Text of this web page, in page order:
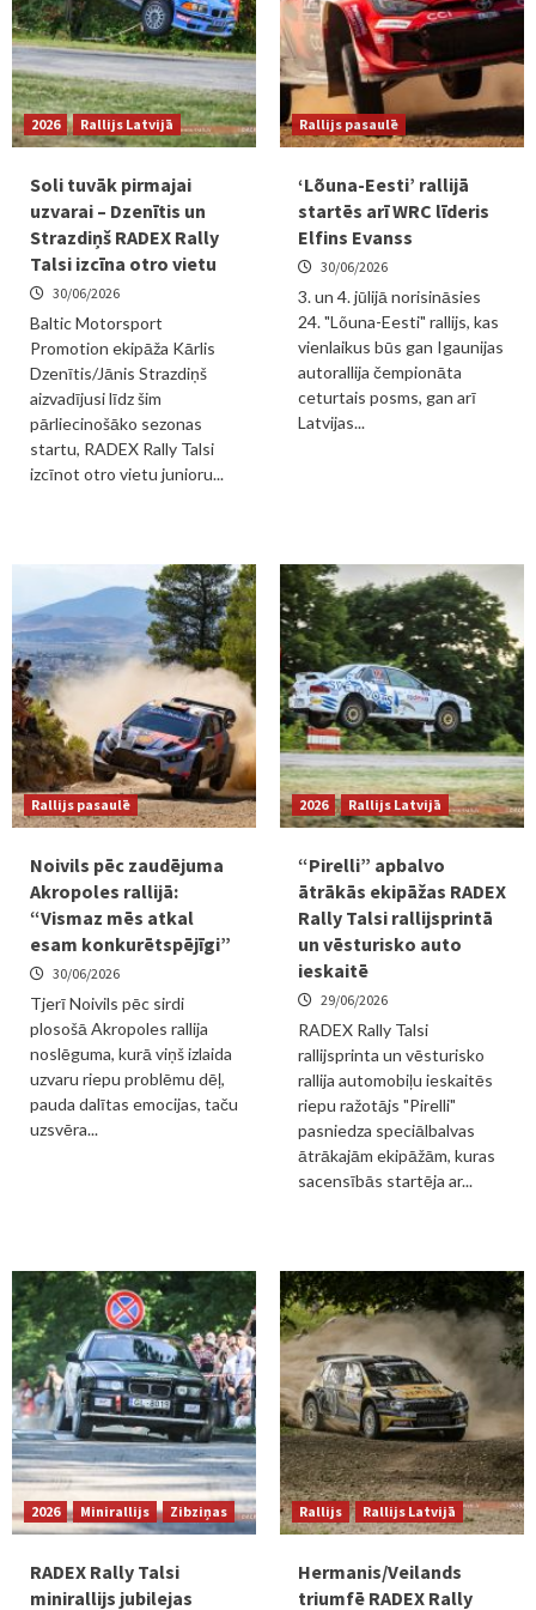
2026 Rallijs Latvijā
Soli tuvāk pirmajai
uzvarai – Dzenītis un
Strazdiņš RADEX Rally
Talsi izcīna otro vietu
30/06/2026
Baltic Motorsport
Promotion ekipāža Kārlis
Dzenītis/Jānis Strazdiņš
aizvadījusi līdz šim
pārliecinošāko sezonas
startu, RADEX Rally Talsi
izcīnot otro vietu junioru...
Rallijs pasaulē
‘Lõuna-Eesti’ rallijā
startēs arī WRC līderis
Elfins Evanss
30/06/2026
3. un 4. jūlijā norisināsies
24. "Lõuna-Eesti" rallijs, kas
vienlaikus būs gan Igaunijas
autorallija čempionāta
ceturtais posms, gan arī
Latvijas...
Rallijs pasaulē
Noivils pēc zaudējuma
Akropoles rallijā:
“Vismaz mēs atkal
esam konkurētspējīgi”
30/06/2026
Tjerī Noivils pēc sirdi
plosošā Akropoles rallija
noslēguma, kurā viņš izlaida
uzvaru riepu problēmu dēļ,
pauda dalītas emocijas, taču
uzsvēra...
2026 Rallijs Latvijā
“Pirelli” apbalvo
ātrākās ekipāžas RADEX
Rally Talsi rallijsprintā
un vēsturisko auto
ieskaitē
29/06/2026
RADEX Rally Talsi
rallijsprinta un vēsturisko
rallija automobiļu ieskaitēs
riepu ražotājs "Pirelli"
pasniedza speciālbalvas
ātrākajām ekipāžām, kuras
sacensībās startēja ar...
2026 Minirallijs Zibziņas
RADEX Rally Talsi
minirallijs jubilejas
Rallijs Rallijs Latvijā
Hermanis/Veilands
triumfē RADEX Rally